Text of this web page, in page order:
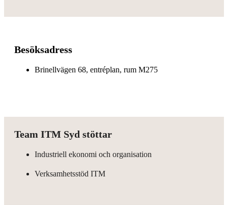
Besöksadress
Brinellvägen 68, entréplan, rum M275
Team ITM Syd stöttar
Industriell ekonomi och organisation
Verksamhetsstöd ITM